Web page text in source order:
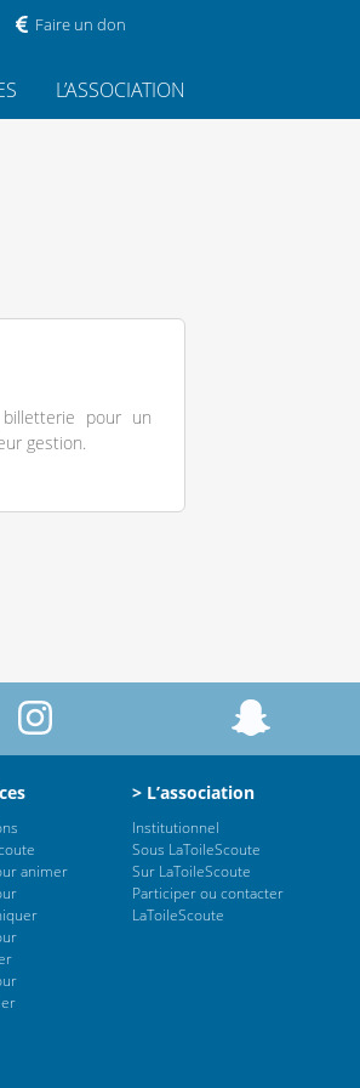
Faire un don
L’ASSOCIATION
pour un
gestion.
animer
> L’association
Institutionnel
Sous LaToileScoute
Sur LaToileScoute
Participer ou contacter
LaToileScoute